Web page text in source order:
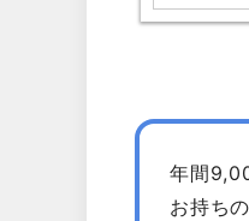
年間
お持ち